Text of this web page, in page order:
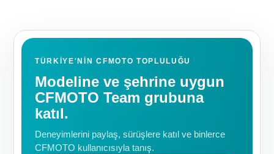
TÜRKIYE'NIN CFMOTO TOPLULUĞU
Modeline ve şehrine uygun
CFMOTO Team grubuna
katıl.
Deneyimlerini paylaş, sürüşlere katıl ve binlerce
CFMOTO kullanıcısıyla tanış.